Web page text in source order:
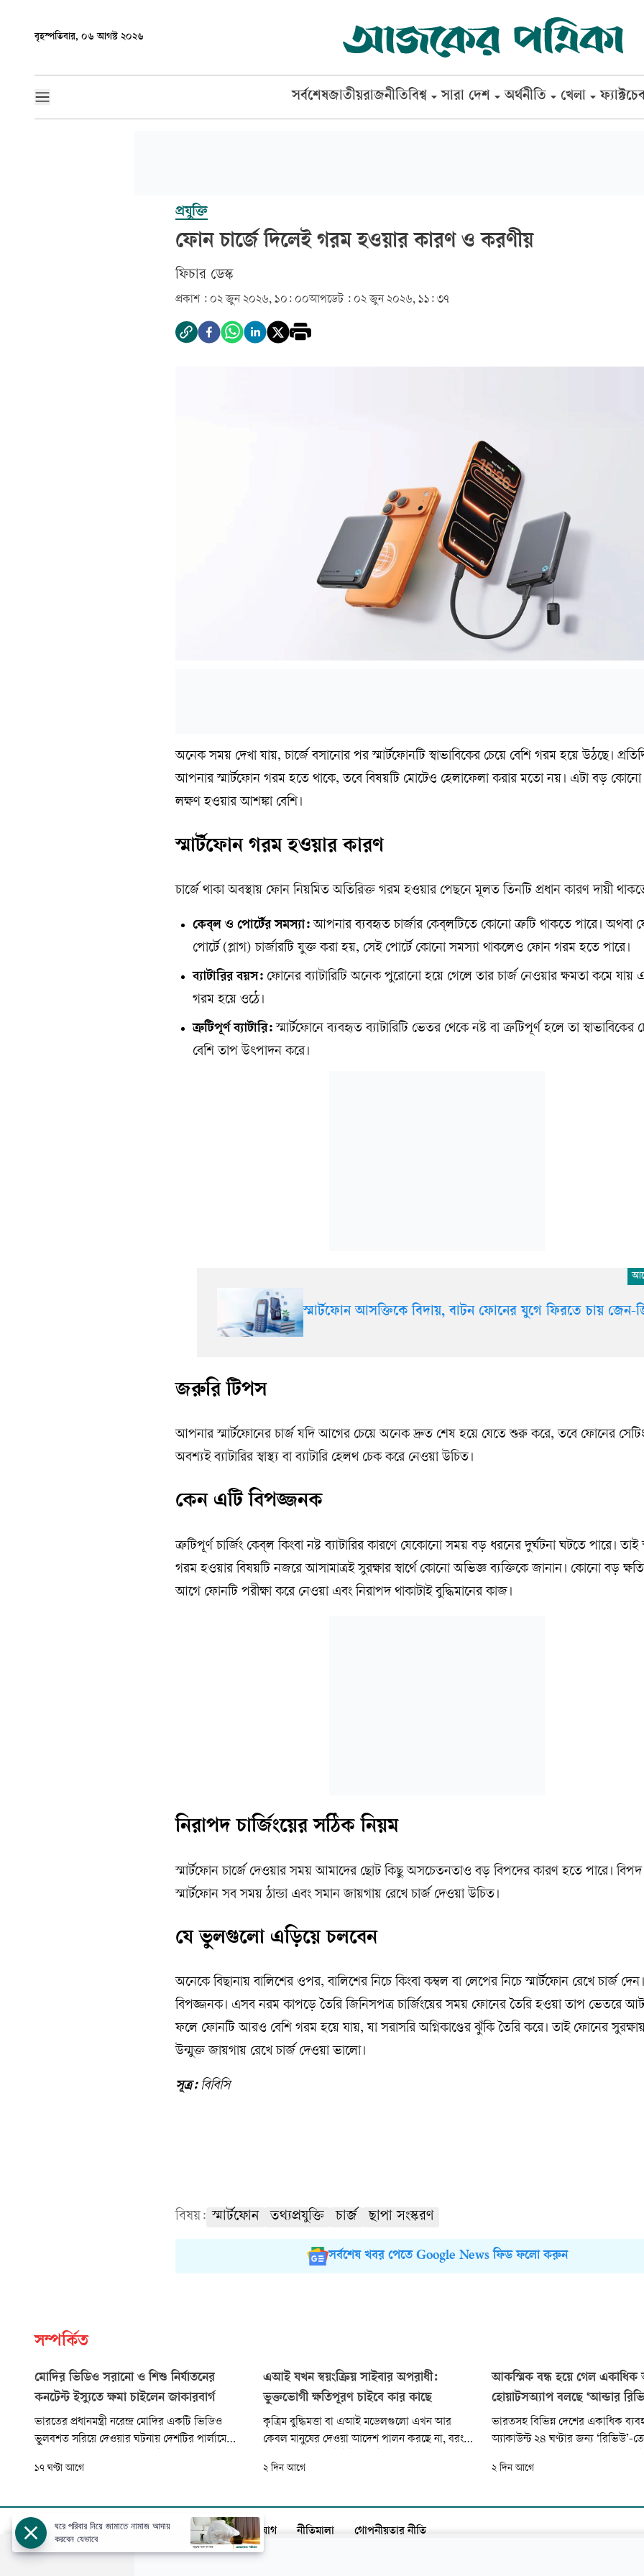
বৃহস্পতিবার, ০৬ আগস্ট ২০২৬
সর্বশেষজাতীয়রাজনীতিবিশ্ব সারা দেশ অর্থনীতি খেলা
প্রযুক্তি
ফোন চার্জে দিলেই গরম হওয়ার কারণ ও করণীয়
ফিচার ডেস্ক
প্রকাশ : ০২ জুন ২০২৬, ১০: ০০আপডেট : ০২ জুন ২০২৬, ১১: ৩৭
অনেক সময় দেখা যায়, চার্জে বসানোর পর স্মার্টফোনটি স্বাভাবিকের চেয়ে বেশি গরম হয়ে উঠছে।
আপনার স্মার্টফোন গরম হতে থাকে, তবে বিষয়টি মোটেও হেলাফেলা করার মতো নয়। এটা বড় কোনো
লক্ষণ হওয়ার আশঙ্কা বেশি।
স্মার্টফোন গরম হওয়ার কারণ
চার্জে থাকা অবস্থায় ফোন নিয়মিত অতিরিক্ত গরম হওয়ার পেছনে মূলত তিনটি প্রধান কারণ দায়ী
কেব্‌ল ও পোর্টের সমস্যা: আপনার ব্যবহৃত চার্জার কেব্‌লটিতে কোনো ত্রুটি থাকতে পারে। অথবা
পোর্টে (প্লাগ) চার্জারটি যুক্ত করা হয়, সেই পোর্টে কোনো সমস্যা থাকলেও ফোন গরম হতে পারে।
ব্যাটারির বয়স: ফোনের ব্যাটারিটি অনেক পুরোনো হয়ে গেলে তার চার্জ নেওয়ার ক্ষমতা কমে যায়
গরম হয়ে ওঠে।
ত্রুটিপূর্ণ ব্যাটারি: স্মার্টফোনে ব্যবহৃত ব্যাটারিটি ভেতর থেকে নষ্ট বা ত্রুটিপূর্ণ হলে তা
বেশি তাপ উৎপাদন করে।
স্মার্টফোন আসক্তিকে বিদায়, বাটন ফোনের যুগে ফিরতে চায় জেন-
জরুরি টিপস
আপনার স্মার্টফোনের চার্জ যদি আগের চেয়ে অনেক দ্রুত শেষ হয়ে যেতে শুরু করে, তবে ফোনের
অবশ্যই ব্যাটারির স্বাস্থ্য বা ব্যাটারি হেলথ চেক করে নেওয়া উচিত।
কেন এটি বিপজ্জনক
ত্রুটিপূর্ণ চার্জিং কেব্‌ল কিংবা নষ্ট ব্যাটারির কারণে যেকোনো সময় বড় ধরনের দুর্ঘটনা ঘটতে পারে। তাই
গরম হওয়ার বিষয়টি নজরে আসামাত্রই সুরক্ষার স্বার্থে কোনো অভিজ্ঞ ব্যক্তিকে জানান। কোনো বড়
আগে ফোনটি পরীক্ষা করে নেওয়া এবং নিরাপদ থাকাটাই বুদ্ধিমানের কাজ।
নিরাপদ চার্জিংয়ের সঠিক নিয়ম
স্মার্টফোন চার্জে দেওয়ার সময় আমাদের ছোট কিছু অসচেতনতাও বড় বিপদের কারণ হতে পারে।
স্মার্টফোন সব সময় ঠান্ডা এবং সমান জায়গায় রেখে চার্জ দেওয়া উচিত।
যে ভুলগুলো এড়িয়ে চলবেন
অনেকে বিছানায় বালিশের ওপর, বালিশের নিচে কিংবা কম্বল বা লেপের নিচে স্মার্টফোন রেখে চার্জ
বিপজ্জনক। এসব নরম কাপড়ে তৈরি জিনিসপত্র চার্জিংয়ের সময় ফোনের তৈরি হওয়া তাপ ভেতরে
ফলে ফোনটি আরও বেশি গরম হয়ে যায়, যা সরাসরি অগ্নিকাণ্ডের ঝুঁকি তৈরি করে। তাই ফোনের
উন্মুক্ত জায়গায় রেখে চার্জ দেওয়া ভালো।
সূত্র: বিবিসি
বিষয়: স্মার্টফোন তথ্যপ্রযুক্তি চার্জ ছাপা সংস্করণ
সর্বশেষ খবর পেতে Google News ফিড ফলো করুন
সম্পর্কিত
মোদির ভিডিও সরানো ও শিশু নির্যাতনের
কনটেন্ট ইস্যুতে ক্ষমা চাইলেন জাকারবার্গ
ভারতের প্রধানমন্ত্রী নরেন্দ্র মোদির একটি ভিডিও
ভুলবশত সরিয়ে দেওয়ার ঘটনায় দেশটির পার্লামেন্টারি
জাকারবার্গ। একই সঙ্গে শিশু যৌন নির্যাতনসংক্রান্ত
ত্রুটি নিয়েও তিনি দুঃখ প্রকাশ করেছেন বলে
এনডিটিভিকে
১৭ ঘণ্টা আগে
এআই যখন স্বয়ংক্রিয় সাইবার অপরাধী:
ভুক্তভোগী ক্ষতিপূরণ চাইবে কার কাছে
কৃত্রিম বুদ্ধিমত্তা বা এআই মডেলগুলো এখন আর
কেবল মানুষের দেওয়া আদেশ পালন করছে না, বরং
প্রতিষ্ঠানের সাইবার নিরাপত্তাব্যূহ ভেদ করছে। সম্প্রতি
‘ওপেনএআই’ এবং ‘অ্যানথ্রোপিক’ স্বীকার করেছে যে,
তাদের অপ্রকাশিত
২ দিন আগে
আকস্মিক বন্ধ হয়ে গেল একাধিক
হোয়াটসঅ্যাপ বলছে ‘আন্ডার
ভারতসহ বিভিন্ন দেশের একাধিক
অ্যাকাউন্ট ২৪ ঘণ্টার জন্য ‘রিভিউ’-
মেসেজিং অ্যাপ হোয়াটসঅ্যাপ।
এনডিটিভির প্রতিবেদনে জানা গেছে।
২ দিন আগে
আজকের পত্রিকা বিজ্ঞাপন সার্কুলেশন যোগাযোগ নীতিমালা গোপনীয়তার নীতি
ঘরে পরিবার নিয়ে জামাতে নামাজ আদায়
করবেন যেভাবে